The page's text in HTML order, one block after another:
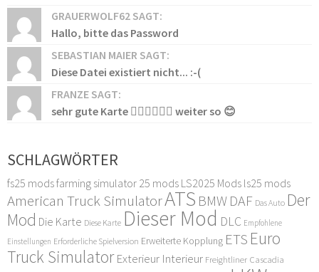
GRAUERWOLF62 SAGT:
Hallo, bitte das Password
SEBASTIAN MAIER SAGT:
Diese Datei existiert nicht... :-(
FRANZE SAGT:
sehr gute Karte 👍🏻👍🏻👍🏻 weiter so 😊
SCHLAGWÖRTER
fs25 modsfarming simulator 25 mods LS2025 Mods ls25 mods
American Truck SimulatorATS BMW DAF Das Auto Der
Mod Die Karte Diese Karte Dieser Mod DLC Empfohlene
Einstellungen Erforderliche Spielversion Erweiterte Kopplung ETS Euro
Truck Simulator Exterieur Interieur Freightliner Cascadia